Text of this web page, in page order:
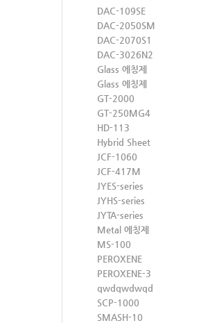
DAC-109SE
DAC-2050SM
DAC-2070S1
DAC-3026N2
Glass 에칭제
Glass 에칭제
GT-2000
GT-250MG4
HD-113
Hybrid Sheet
JCF-1060
JCF-417M
JYES-series
JYHS-series
JYTA-series
Metal 에칭제
MS-100
PEROXENE
PEROXENE-3
qwdqwdwqd
SCP-1000
SMASH-10